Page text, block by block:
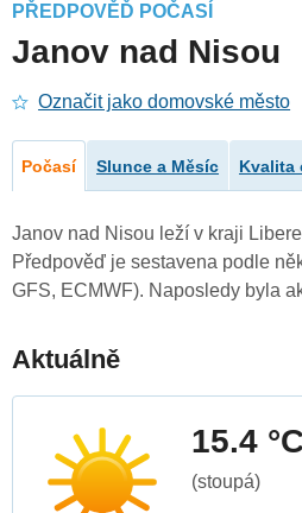
PŘEDPOVĚĎ POČASÍ
Janov nad Nisou
Označit jako domovské město
Počasí Slunce a Měsíc Kvalita
Janov nad Nisou leží v kraji
Předpověď je sestavena podle
GFS, ECMWF). Naposledy byla
Aktuálně
15.4
(stoupá)